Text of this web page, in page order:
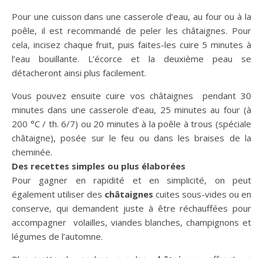
Pour une cuisson dans une casserole d’eau, au four ou à la
poêle, il est recommandé de peler les châtaignes. Pour
cela, incisez chaque fruit, puis faites-les cuire 5 minutes à
l’eau bouillante. L’écorce et la deuxième peau se
détacheront ainsi plus facilement.
Vous pouvez ensuite cuire vos châtaignes pendant 30
minutes dans une casserole d’eau, 25 minutes au four (à
200 °C / th. 6/7) ou 20 minutes à la poêle à trous (spéciale
châtaigne), posée sur le feu ou dans les braises de la
cheminée.
Des recettes simples ou plus élaborées
Pour gagner en rapidité et en simplicité, on peut
également utiliser des châtaignes cuites sous-vides ou en
conserve, qui demandent juste à être réchauffées pour
accompagner volailles, viandes blanches, champignons et
légumes de l’automne.